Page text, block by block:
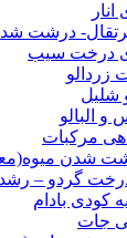
درشت
درخت سیب
زردالو
شلیل
و البالو
مرکبات
شدن
گردو –
کودی بادام
جات